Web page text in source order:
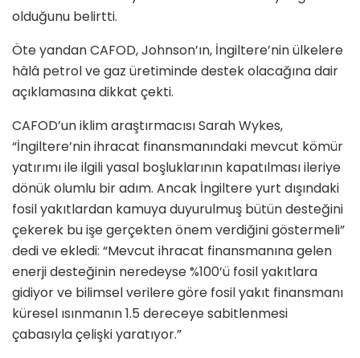
olduğunu belirtti.
Öte yandan CAFOD, Johnson’ın, İngiltere’nin ülkelere
hâlâ petrol ve gaz üretiminde destek olacağına dair
açıklamasına dikkat çekti.
CAFOD’un iklim araştırmacısı Sarah Wykes,
“İngiltere’nin ihracat finansmanındaki mevcut kömür
yatırımı ile ilgili yasal boşluklarının kapatılması ileriye
dönük olumlu bir adım. Ancak İngiltere yurt dışındaki
fosil yakıtlardan kamuya duyurulmuş bütün desteğini
çekerek bu işe gerçekten önem verdiğini göstermeli”
dedi ve ekledi: “Mevcut ihracat finansmanına gelen
enerji desteğinin neredeyse %100’ü fosil yakıtlara
gidiyor ve bilimsel verilere göre fosil yakıt finansmanı
küresel ısınmanın 1.5 dereceye sabitlenmesi
çabasıyla çelişki yaratıyor.”